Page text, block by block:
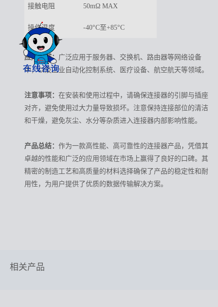
接触电阻 50mΩ MAX
操作温度 -40°C至+85°C
应用领域： 广泛应用于服务器、交换机、路由器等网络设备
中，以及工业自动化控制系统、医疗设备、航空航天等领域。
注意事项： 在安装和使用过程中，请确保连接器的引脚与插座
对齐，避免使用过大力量导致损坏。注意保持连接部位的清洁
和干燥，避免灰尘、水分等杂质进入连接器内部影响性能。
产品总结： 作为一款高性能、高可靠性的连接器产品，凭借其
卓越的性能和广泛的应用领域在市场上赢得了良好的口碑。其
精密的制造工艺和高质量的材料选择确保了产品的稳定性和耐
用性，为用户提供了优质的数据传输解决方案。
相关产品